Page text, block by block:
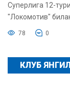
Суперлига 12-
"Локомотив"
78 0
КЛУБ